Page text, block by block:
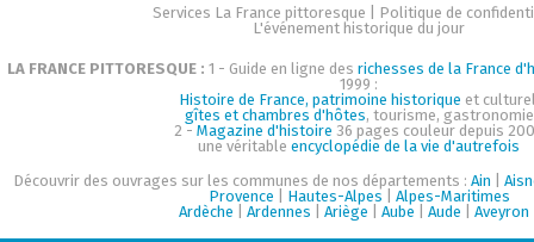
Services La France pittoresque
Politique de
L'événement historique du jour
LA FRANCE PITTORESQUE : 1 - Guide en ligne des richesses de la France
1999 :
Histoire de France, patrimoine historique et
gîtes et chambres d'hôtes, tourisme, gastronomie
2 - Magazine d'histoire 36 pages couleur depuis
une véritable encyclopédie de la vie d'autrefois
Découvrir des ouvrages sur les communes de nos départements : Ain
Provence
Hautes-Alpes
Alpes-Maritimes
Ardèche
Ardennes Ariège Aube Aude Aveyron